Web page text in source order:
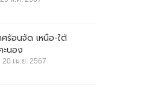
20 เม.ย. 2567